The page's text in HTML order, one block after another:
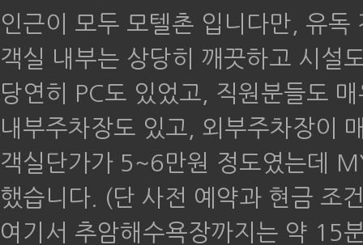
인근이 모두 모텔촌 입니다만, 유독
객실 내부는 상당히 깨끗하고 시설
당연히 PC도 있었고, 직원분들도
내부주차장도 있고, 외부주차장이
객실단가가 5~6만원 정도였는데
했습니다. (단 사전 예약과 현금 조
여기서 추암해수욕장까지는 약 15